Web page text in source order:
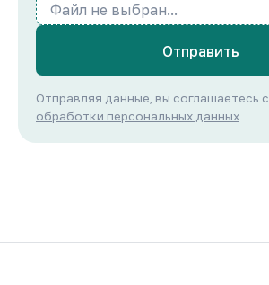
Файл не выбран...
Отправить
Отправляя данные, вы соглашаетесь с
обработки персональных данных